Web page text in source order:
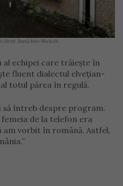
client. Sursă foto: Blick.ch.
al echipei care trăiește în
fluent dialectul elvețian-
totul părea în regulă.
să întreb despre program.
de la telefon era
am vorbit în română. Astfel,